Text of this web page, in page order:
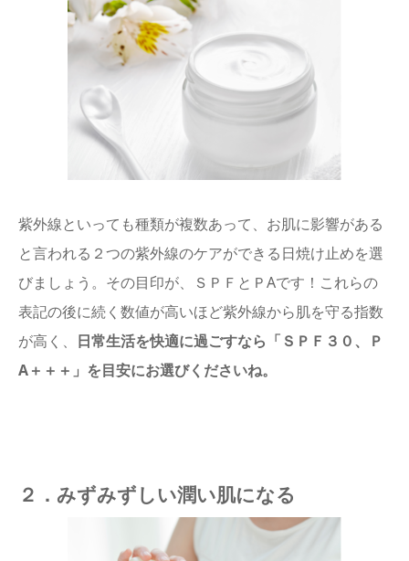
紫外線といっても種類が複数あって、お肌に影響がある
と言われる２つの紫外線のケアができる日焼け止めを選
びましょう。その目印が、ＳＰＦとＰAです！これらの
表記の後に続く数値が高いほど紫外線から肌を守る指数
が高く、 日常生活を快適に過ごすなら「ＳＰＦ３０、Ｐ
A＋＋＋」を目安にお選びくださいね。
２．みずみずしい潤い肌になる